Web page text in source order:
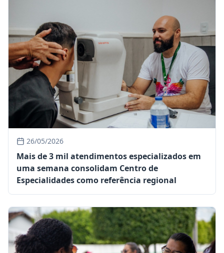
26/05/2026
Mais de 3 mil atendimentos especializados em
uma semana consolidam Centro de
Especialidades como referência regional